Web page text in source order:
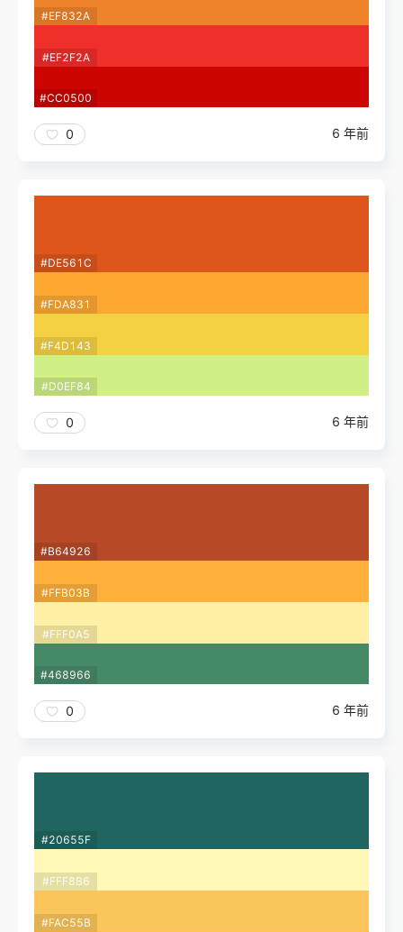
#EF832A
#EF2F2A
#CC0500
0 6 年前
#DE561C
#FDA831
#F4D143
#D0EF84
0 6 年前
#B64926
#FFB03B
#FFF0A5
#468966
0 6 年前
#20655F
#FFF8B6
#FAC55B